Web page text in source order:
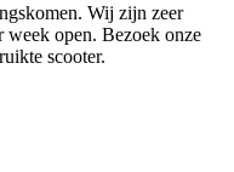
Wij zijn zeer
week open. Bezoek onze
scooter.